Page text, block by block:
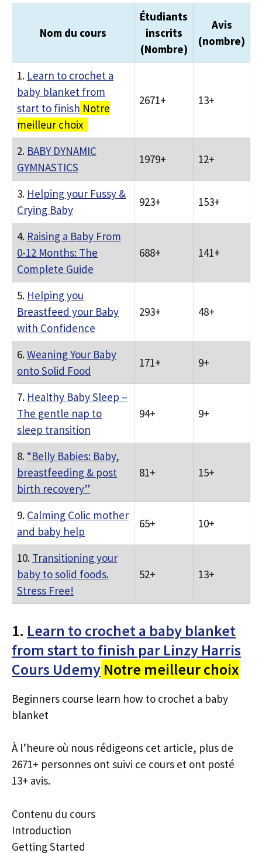
Nom du cours
Étudiants
inscrits
(Nombre)
Avis
(nombre)
1. Learn to crochet a
baby blanket from
start to finish Notre
meilleur choix
2671+ 13+
2. BABY DYNAMIC
GYMNASTICS
1979+ 12+
3. Helping your Fussy &
Crying Baby
923+ 153+
4. Raising a Baby From
0-12 Months: The
Complete Guide
688+ 141+
5. Helping you
Breastfeed your Baby
with Confidence
293+ 48+
6.Weaning Your Baby
onto Solid Food
171+ 9+
7. Healthy Baby Sleep –
The gentle nap to
sleep transition
94+ 9+
8. “Belly Babies: Baby,
breastfeeding & post
birth recovery”
81+ 15+
9. Calming Colic mother
and baby help
65+ 10+
10. Transitioning your
baby to solid foods.
Stress Free!
52+ 13+
1. Learn to crochet a baby blanket
from start to finish par Linzy Harris
Cours Udemy Notre meilleur choix
Beginners course learn how to crochet a baby
blanket
À l’heure où nous rédigeons cet article, plus de
2671+ personnes ont suivi ce cours et ont posté
13+ avis.
Contenu du cours
Introduction
Getting Started